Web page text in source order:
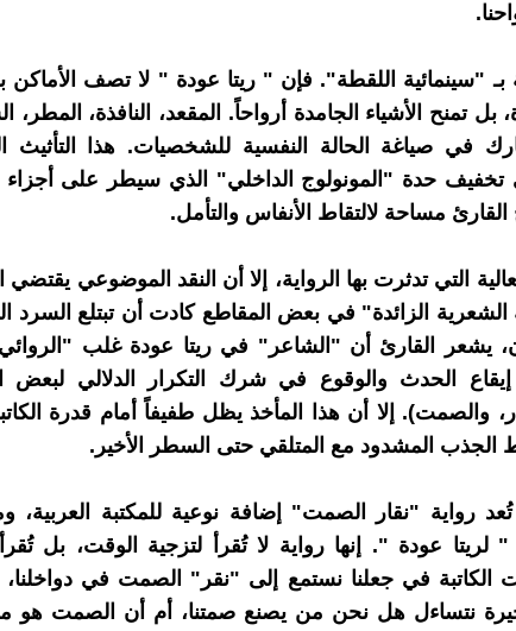
بـ "سينمائية اللقطة". فإن " ريتا عودة " لا تصف الأماكن
بل تمنح الأشياء الجامدة أرواحاً. المقعد، النافذة، المطر،
في صياغة الحالة النفسية للشخصيات. هذا التأثيث
تخفيف حدة "المونولوج الداخلي" الذي سيطر على
مساحة لالتقاط الأنفاس والتأمل.
التي تدثرت بها الرواية، إلا أن النقد الموضوعي يقتضي
الشعرية الزائدة" في بعض المقاطع كادت أن تبتلع السرد
يشعر القارئ أن "الشاعر" في ريتا عودة غلب
الحدث والوقوع في شرك التكرار الدلالي لبعض
والصمت). إلا أن هذا المأخذ يظل طفيفاً أمام قدرة
الجذب المشدود مع المتلقي حتى السطر الأخير.
رواية "نقار الصمت" إضافة نوعية للمكتبة العربية،
عودة ". إنها رواية لا تُقرأ لتزجية الوقت، بل
الكاتبة في جعلنا نستمع إلى "نقر" الصمت في دواخلنا،
نتساءل هل نحن من يصنع صمتنا، أم أن الصمت هو